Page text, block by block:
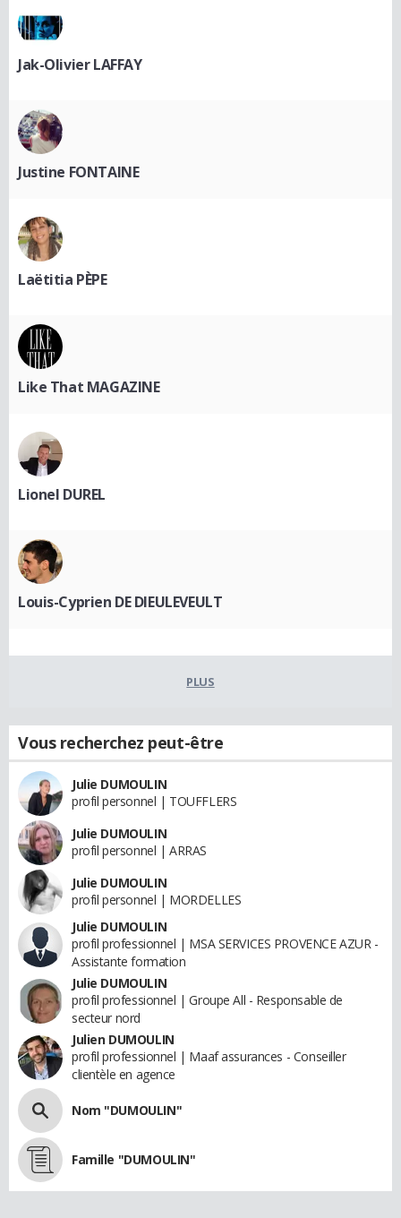
Jak-Olivier LAFFAY
Justine FONTAINE
Laëtitia PÈPE
Like That MAGAZINE
Lionel DUREL
Louis-Cyprien DE DIEULEVEULT
PLUS
Vous recherchez peut-être
Julie DUMOULIN
profil personnel | TOUFFLERS
Julie DUMOULIN
profil personnel | ARRAS
Julie DUMOULIN
profil personnel | MORDELLES
Julie DUMOULIN
profil professionnel | MSA SERVICES PROVENCE AZUR -
Assistante formation
Julie DUMOULIN
profil professionnel | Groupe All - Responsable de
secteur nord
Julien DUMOULIN
profil professionnel | Maaf assurances - Conseiller
clientèle en agence
Nom "DUMOULIN"
Famille "DUMOULIN"